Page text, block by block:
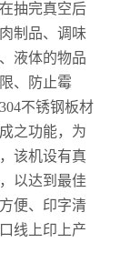
抽完真空后
制品、调味
液体的物品
、防止霉
不锈钢板材
之功能，为
该机设有真
以达到最佳
便、印字清
线上印上产